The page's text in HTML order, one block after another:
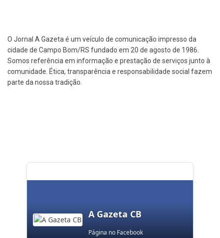
O Jornal A Gazeta é um veículo de comunicação impresso da
cidade de Campo Bom/RS fundado em 20 de agosto de 1986.
Somos referência em informação e prestação de serviços junto à
comunidade. Ética, transparência e responsabilidade social fazem
parte da nossa tradição.
A Gazeta CB
Página no Facebook